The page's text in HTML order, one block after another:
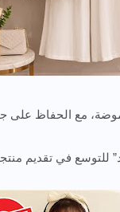
مع الحفاظ على
في تقديم